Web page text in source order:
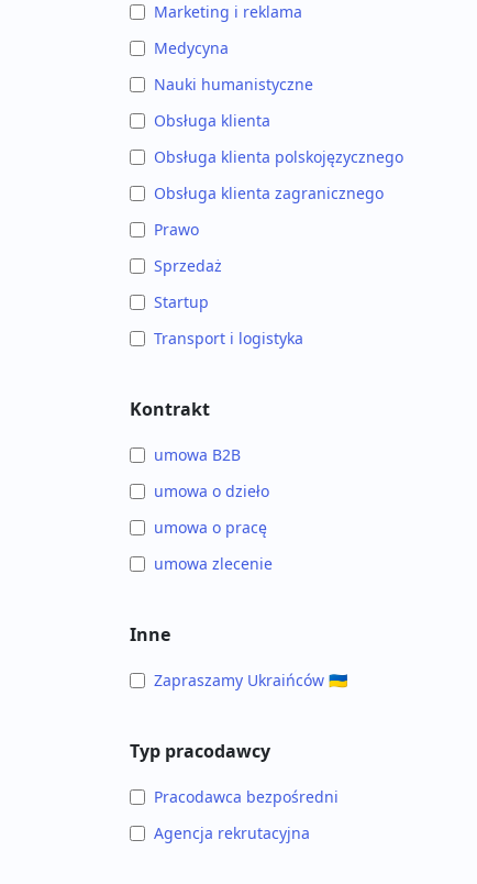
Marketing i reklama
Medycyna
Nauki humanistyczne
Obsługa klienta
Obsługa klienta polskojęzycznego
Obsługa klienta zagranicznego
Prawo
Sprzedaż
Startup
Transport i logistyka
Kontrakt
umowa B2B
umowa o dzieło
umowa o pracę
umowa zlecenie
Inne
Zapraszamy Ukraińców 🇺🇦
Typ pracodawcy
Pracodawca bezpośredni
Agencja rekrutacyjna